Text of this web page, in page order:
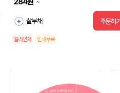
살부채 주문하기
칼라인쇄 인쇄무료